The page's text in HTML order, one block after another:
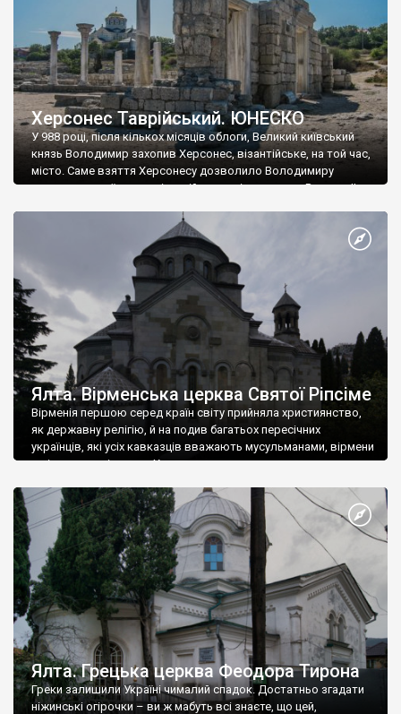
Херсонес Таврійський. ЮНЕСКО
У 988 році, після кількох місяців облоги, Великий київський
князь Володимир захопив Херсонес, візантійське, на той час,
місто. Саме взяття Херсонесу дозволило Володимиру
диктувати свої умови візантійському імператору Василю ІІ, та
Херсонесі Володимир-язичник, став Василем-християнином.
А потім було Хрещення Русі. На честь Херсонесу Таврійського
Ялта. Вірменська церква Святої Ріпсіме
Вірменія першою серед країн світу прийняла християнство,
як державну релігію, й на подив багатьох пересічних
українців, які усіх кавказців вважають мусульманами, вірмени
є відданими вірянами Христа
Ялта. Грецька церква Феодора Тирона
Греки залишили Україні чималий спадок. Достатньо згадати
ніжинські огірочки – ви ж мабуть всі знаєте, що цей,